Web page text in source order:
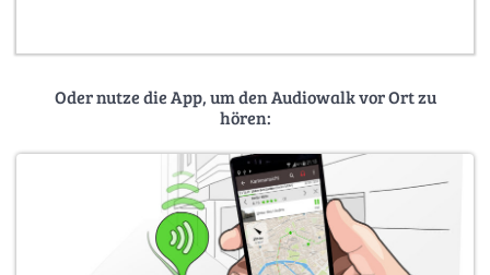
Oder nutze die App, um den Audiowalk vor Ort zu
hören: